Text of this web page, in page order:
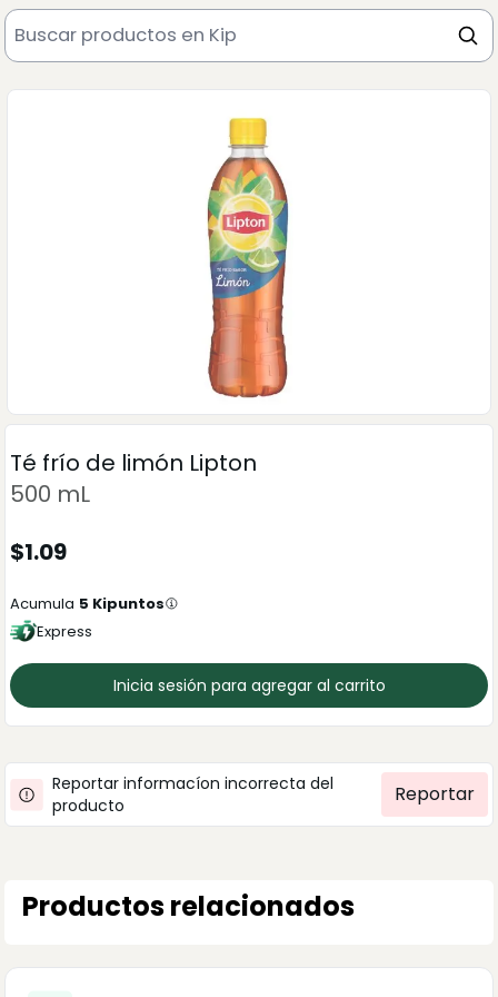
Té frío de limón Lipton
500 mL
$1.09
Acumula 5 Kipuntos
Express
Inicia sesión para agregar al carrito
Reportar informacíon incorrecta del
producto
Reportar
Productos relacionados